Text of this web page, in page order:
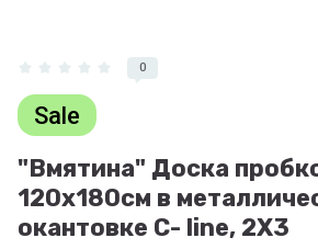
0
Sale
"Вмятина" Доска
120х180см в
окантовке C- line, 2Х3